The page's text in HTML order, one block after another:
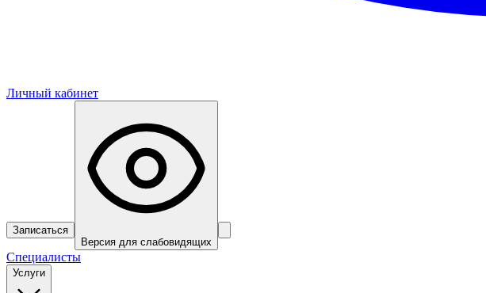
Личный кабинет
Записаться
Версия для слабовидящих
Специалисты
Услуги